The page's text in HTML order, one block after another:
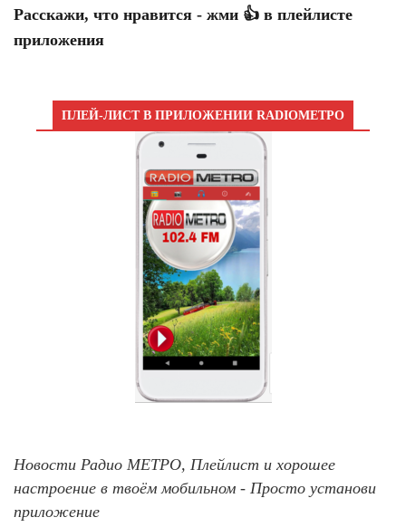
Расскажи, что нравится - жми 👍 в плейлисте
приложения
ПЛЕЙ-ЛИСТ В ПРИЛОЖЕНИИ RADIOМЕТРО
Новости Радио МЕТРО, Плейлист и хорошее
настроение в твоём мобильном - Просто установи
приложение